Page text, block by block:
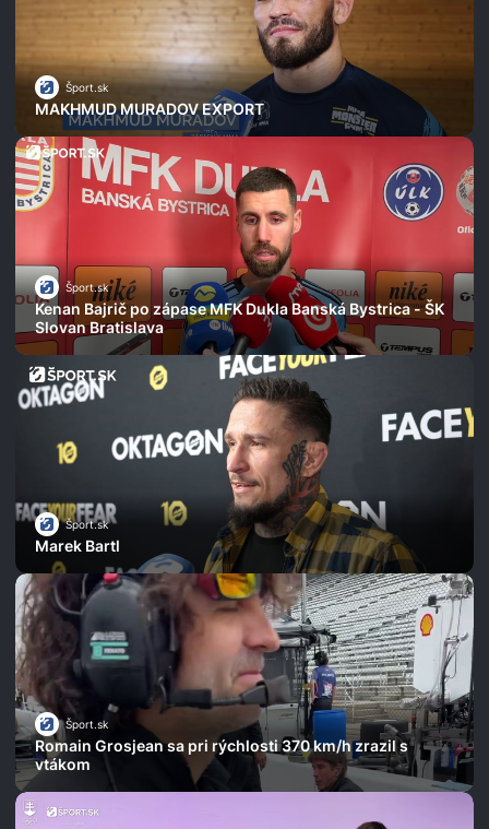
Šport.sk
MAKHMUD MURADOV EXPORT
Šport.sk
Kenan Bajrič po zápase MFK Dukla Banská Bystrica - ŠK
Slovan Bratislava
Šport.sk
Marek Bartl
Šport.sk
Romain Grosjean sa pri rýchlosti 370 km/h zrazil s
vtákom